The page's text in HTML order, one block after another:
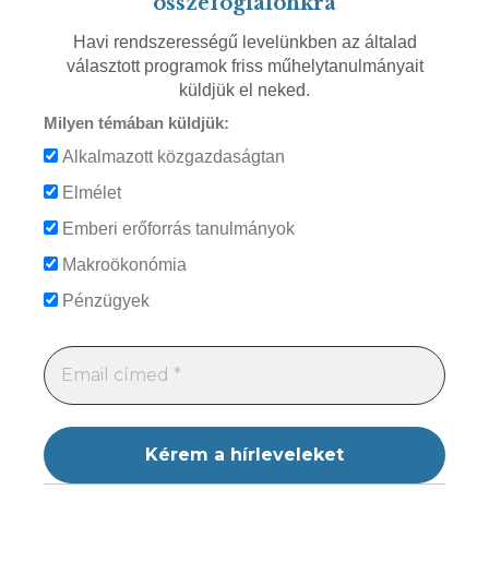
Havi rendszerességű levelünkben az általad
választott programok friss műhelytanulmányait
küldjük el neked.
Milyen témában küldjük:
Alkalmazott közgazdaságtan
Elmélet
Emberi erőforrás tanulmányok
Makroökonómia
Pénzügyek